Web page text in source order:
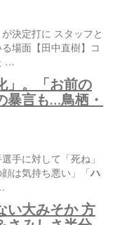
決定打に スタッフと
場面【田中直樹】コ
…
」。「お前の
暴言も…鳥栖・
手に対して「死ね」
は気持ち悪い」「ハ
い大みそか 方